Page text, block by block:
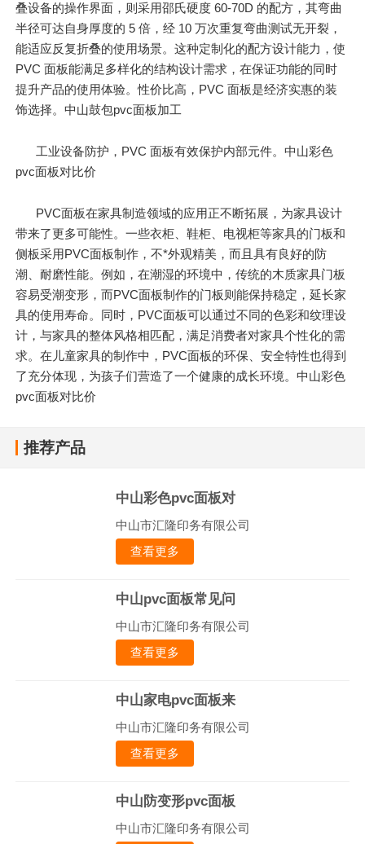
叠设备的操作界面，则采用邵氏硬度 60-70D 的配方，其弯曲
半径可达自身厚度的 5 倍，经 10 万次重复弯曲测试无开裂，
能适应反复折叠的使用场景。这种定制化的配方设计能力，使
PVC 面板能满足多样化的结构设计需求，在保证功能的同时
提升产品的使用体验。性价比高，PVC 面板是经济实惠的装
饰选择。中山鼓包pvc面板加工
工业设备防护，PVC 面板有效保护内部元件。中山彩色
pvc面板对比价
PVC面板在家具制造领域的应用正不断拓展，为家具设计
带来了更多可能性。一些衣柜、鞋柜、电视柜等家具的门板和
侧板采用PVC面板制作，不*外观精美，而且具有良好的防
潮、耐磨性能。例如，在潮湿的环境中，传统的木质家具门板
容易受潮变形，而PVC面板制作的门板则能保持稳定，延长家
具的使用寿命。同时，PVC面板可以通过不同的色彩和纹理设
计，与家具的整体风格相匹配，满足消费者对家具个性化的需
求。在儿童家具的制作中，PVC面板的环保、安全特性也得到
了充分体现，为孩子们营造了一个健康的成长环境。中山彩色
pvc面板对比价
推荐产品
中山彩色pvc面板对
中山市汇隆印务有限公司
查看更多
中山pvc面板常见问
中山市汇隆印务有限公司
查看更多
中山家电pvc面板来
中山市汇隆印务有限公司
查看更多
中山防变形pvc面板
中山市汇隆印务有限公司